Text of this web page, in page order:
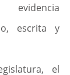
escrita y